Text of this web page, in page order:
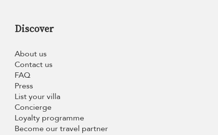
Discover
About us
Contact us
FAQ
Press
List your villa
Concierge
Loyalty programme
Become our travel partner